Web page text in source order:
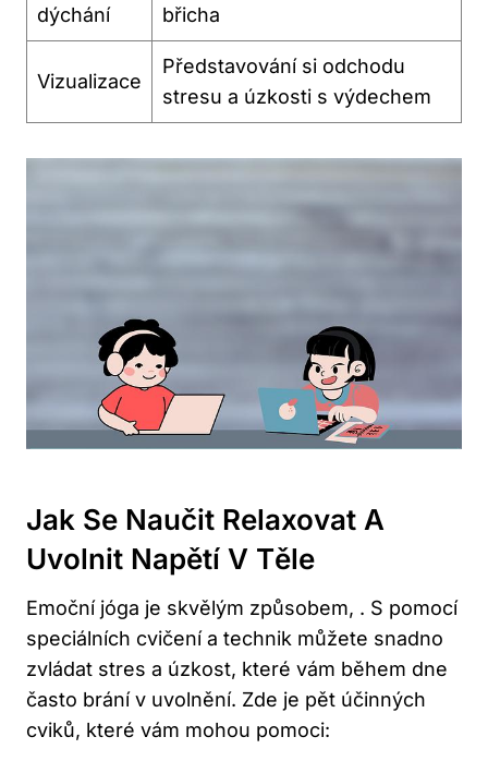
dýchání
břicha
Vizualizace
Představování si odchodu
stresu a úzkosti s výdechem
Jak Se Naučit Relaxovat A
Uvolnit Napětí V Těle
Emoční jóga je skvělým způsobem, . S pomocí
speciálních cvičení a technik můžete snadno
zvládat stres a úzkost, které vám během dne
často brání v uvolnění. Zde je pět účinných
cviků, které vám mohou pomoci: